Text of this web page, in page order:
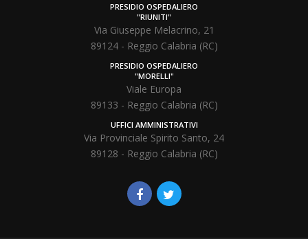
PRESIDIO OSPEDALIERO
"RIUNITI"
Via Giuseppe Melacrino, 21
89124 - Reggio Calabria (RC)
PRESIDIO OSPEDALIERO
"MORELLI"
Viale Europa
89133 - Reggio Calabria (RC)
UFFICI AMMINISTRATIVI
Via Provinciale Spirito Santo, 24
89128 - Reggio Calabria (RC)